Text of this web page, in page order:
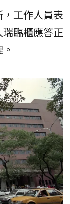
工作人員表
臨櫃應答正